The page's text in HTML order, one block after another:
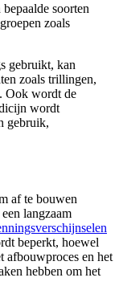
soorten
zoals
gebruikt, kan
zoals trillingen,
Ook wordt de
wordt
gebruik,
af te bouwen
langzaam
beperkt, hoewel
afbouwproces en het
hebben om het